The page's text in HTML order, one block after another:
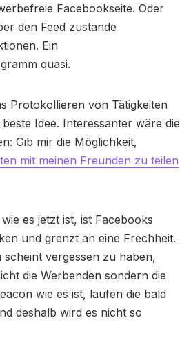
Facebookseite. Oder
den Feed zustande
Ein
quasi.
Protokollieren von Tätigkeiten
Idee. Interessanter wäre die
Gib mir die Möglichkeit,
mit meinen Freunden zu teilen
es jetzt ist, ist Facebooks
und grenzt an eine Frechheit.
scheint vergessen zu haben,
die Werbenden sondern die
wie es ist, laufen die bald
deshalb wird es nicht so